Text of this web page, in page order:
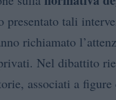
tali
richiamato
Nel dibattito
associati a